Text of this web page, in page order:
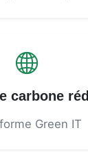
carbone
Green IT